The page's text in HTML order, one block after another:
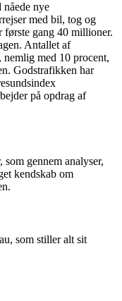
nye
med bil, tog og
første gang 40 millioner.
Antallet af
nemlig med 10 procent,
Godstrafikken har
på opdrag af
gennem analyser,
kendskab om
som stiller alt sit